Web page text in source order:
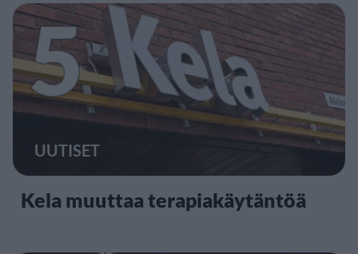
5
UUTISET
Kela muuttaa terapiakäytäntöä